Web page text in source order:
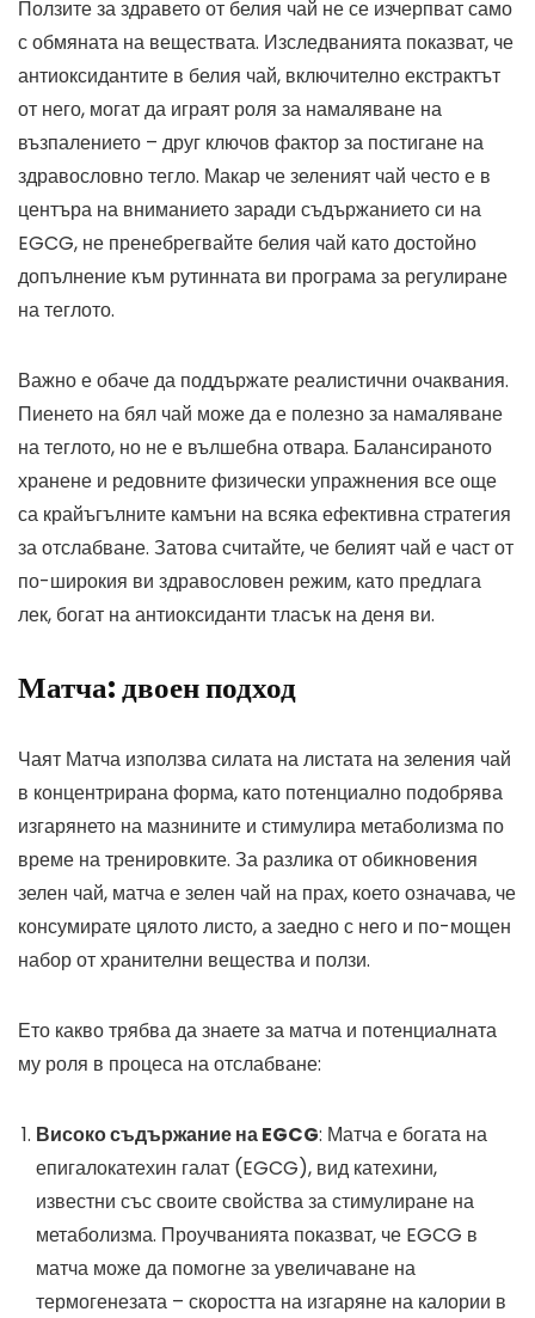
Ползите за здравето от белия чай не се изчерпват само
с обмяната на веществата. Изследванията показват, че
антиоксидантите в белия чай, включително екстрактът
от него, могат да играят роля за намаляване на
възпалението – друг ключов фактор за постигане на
здравословно тегло. Макар че зеленият чай често е в
центъра на вниманието заради съдържанието си на
EGCG, не пренебрегвайте белия чай като достойно
допълнение към рутинната ви програма за регулиране
на теглото.
Важно е обаче да поддържате реалистични очаквания.
Пиенето на бял чай може да е полезно за намаляване
на теглото, но не е вълшебна отвара. Балансираното
хранене и редовните физически упражнения все още
са крайъгълните камъни на всяка ефективна стратегия
за отслабване. Затова считайте, че белият чай е част от
по-широкия ви здравословен режим, като предлага
лек, богат на антиоксиданти тласък на деня ви.
Матча: двоен подход
Чаят Матча използва силата на листата на зеления чай
в концентрирана форма, като потенциално подобрява
изгарянето на мазнините и стимулира метаболизма по
време на тренировките. За разлика от обикновения
зелен чай, матча е зелен чай на прах, което означава, че
консумирате цялото листо, а заедно с него и по-мощен
набор от хранителни вещества и ползи.
Ето какво трябва да знаете за матча и потенциалната
му роля в процеса на отслабване:
Високо съдържание на EGCG: Матча е богата на
епигалокатехин галат (EGCG), вид катехини,
известни със своите свойства за стимулиране на
метаболизма. Проучванията показват, че EGCG в
матча може да помогне за увеличаване на
термогенезата – скоростта на изгаряне на калории в